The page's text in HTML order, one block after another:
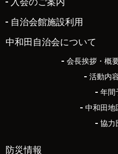
入会のご案内
自治会館施設利用
中和田自治会について
会長挨拶・概
活動内
年間
中和田地
協力
防災情報